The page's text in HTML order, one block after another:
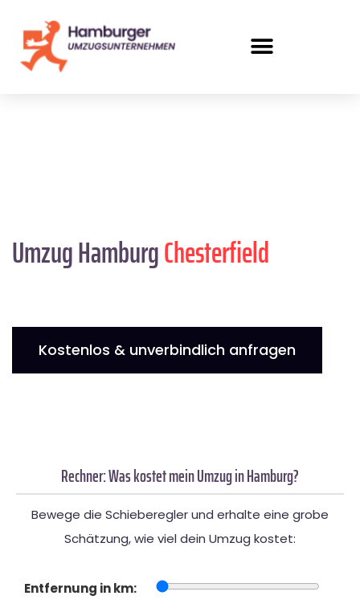
Umzug HamburgChesterfield
Kostenlos & unverbindlich anfragen
Rechner: Was kostet mein Umzug in Hamburg?
Bewege die Schieberegler und erhalte eine grobe
Schätzung, wie viel dein Umzug kostet:
Entfernung in km: